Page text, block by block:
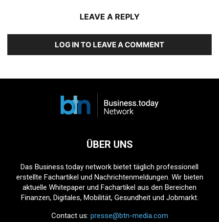
LEAVE A REPLY
LOG IN TO LEAVE A COMMENT
ÜBER UNS
Das Business.today network bietet täglich professionell
erstellte Fachartikel und Nachrichtenmeldungen. Wir bieten
aktuelle Whitepaper und Fachartikel aus den Bereichen
Finanzen, Digitales, Mobilität, Gesundheit und Jobmarkt.
Contact us: presse@btn-media.com